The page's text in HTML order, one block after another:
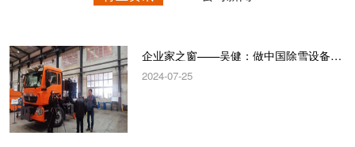
企业家之窗——吴健：做中国除雪设备“领跑者”
2024-07-25